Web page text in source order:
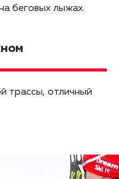
беговых лыжах.
трассы, отличный